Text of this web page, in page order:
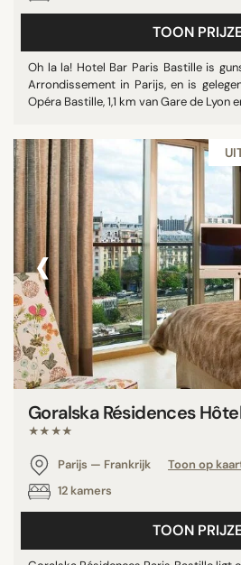
TOON
Oh la la! Hotel Bar Paris Bastille is
Arrondissement in Parijs, en is
Opéra Bastille, 1,1 km van Gare de Lyon
‹
Goralska Résidences
★★★★
Parijs — Frankrijk
Toon op
12 kamers
TOON